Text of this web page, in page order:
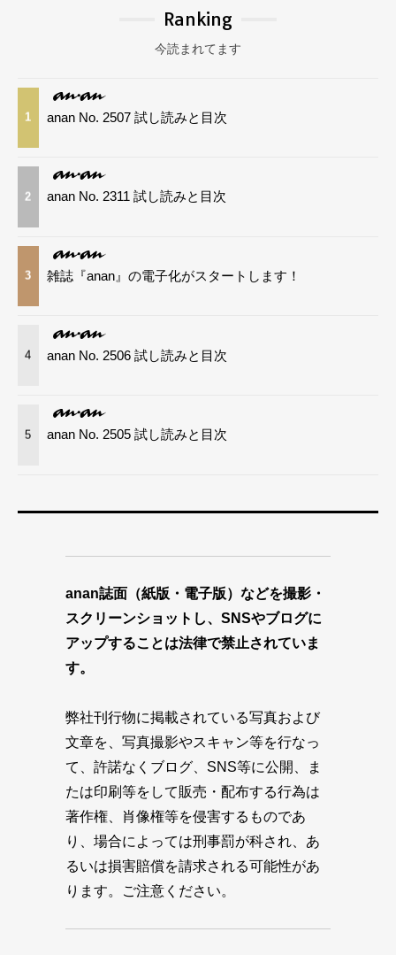
Ranking
今読まれてます
1 anan No. 2507 試し読みと目次
2 anan No. 2311 試し読みと目次
3 雑誌『anan』の電子化がスタートします！
4 anan No. 2506 試し読みと目次
5 anan No. 2505 試し読みと目次
anan誌面（紙版・電子版）などを撮影・
スクリーンショットし、SNSやブログに
アップすることは法律で禁止されていま
す。
弊社刊行物に掲載されている写真および
文章を、写真撮影やスキャン等を行なっ
て、許諾なくブログ、SNS等に公開、ま
たは印刷等をして販売・配布する行為は
著作権、肖像権等を侵害するものであ
り、場合によっては刑事罰が科され、あ
るいは損害賠償を請求される可能性があ
ります。ご注意ください。